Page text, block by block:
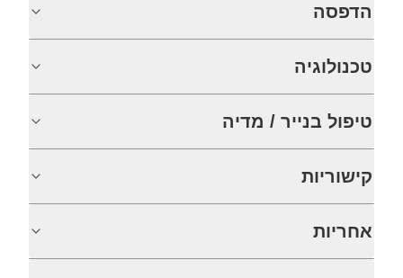
הדפסה
טכנולוגיה
טיפול בנייר / מדיה
קישוריות
אחריות